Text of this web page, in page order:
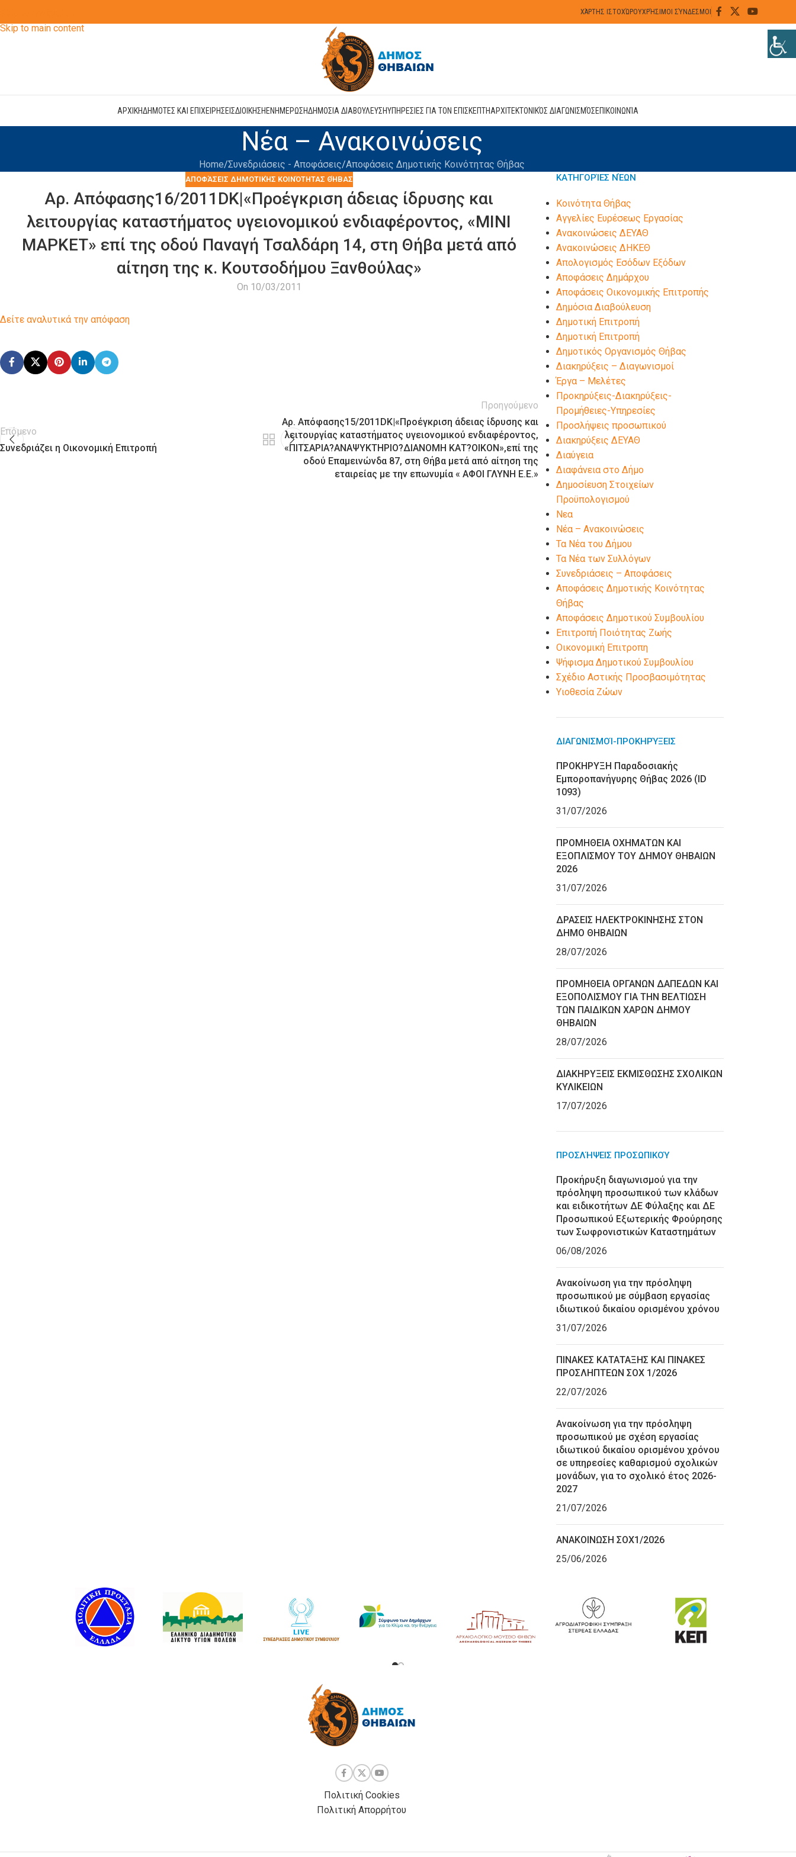
Skip to main content
ΧΆΡΤΗΣ ΙΣΤΟΧΏΡΟΥΧΡΉΣΙΜΟΙ ΣΎΝΔΕΣΜΟΙ
ΑΡΧΙΚΗΔΗΜΟΤΕΣ ΚΑΙ ΕΠΙΧΕΙΡΗΣΕΙΣΔΙΟΙΚΗΣΗΕΝΗΜΕΡΩΣΗΔΗΜΟΣΙΑ ΔΙΑΒΟΥΛΕΥΣΗΥΠΗΡΕΣΙΕΣ ΓΙΑ ΤΟΝ ΕΠΙΣΚΕΠΤΗΑΡΧΙΤΕΚΤΟΝΙΚΌΣ ΔΙΑΓΩΝΙΣΜΌΣΕΠΙΚΟΙΝΩΝΊΑ
Νέα – Ανακοινώσεις
Home Συνεδριάσεις - Αποφάσεις Αποφάσεις Δημοτικής Κοινότητας Θήβας
ΑΠΟΦΆΣΕΙΣ ΔΗΜΟΤΙΚΉΣ ΚΟΙΝΌΤΗΤΑΣ ΘΉΒΑΣ
Αρ. Απόφασης16/2011DK|«Προέγκριση άδειας ίδρυσης και
λειτουργίας καταστήματος υγειονομικού ενδιαφέροντος, «ΜΙΝΙ
ΜΑΡΚΕΤ» επί της οδού Παναγή Τσαλδάρη 14, στη Θήβα μετά από
αίτηση της κ. Κουτσοδήμου Ξανθούλας»
On 10/03/2011
Δείτε αναλυτικά την απόφαση
Επόμενο
Συνεδριάζει η Οικονομική Επιτροπή
Προηγούμενο
Αρ. Απόφασης15/2011DK|«Προέγκριση άδειας ίδρυσης και
λειτουργίας καταστήματος υγειονομικού ενδιαφέροντος,
«ΠΙΤΣΑΡΙΑ?ΑΝΑΨΥΚΤΗΡΙΟ?ΔΙΑΝΟΜΗ ΚΑΤ?ΟΙΚΟΝ»,επί της
οδού Επαμεινώνδα 87, στη Θήβα μετά από αίτηση της
εταιρείας με την επωνυμία « ΑΦΟΙ ΓΛΥΝΗ Ε.Ε.»
ΚΑΤΗΓΟΡΊΕΣ ΝΈΩΝ
Kοινότητα Θήβας
Αγγελίες Ευρέσεως Εργασίας
Ανακοινώσεις ΔΕΥΑΘ
Ανακοινώσεις ΔΗΚΕΘ
Απολογισμός Εσόδων Εξόδων
Αποφάσεις Δημάρχου
Αποφάσεις Οικονομικής Επιτροπής
Δημόσια Διαβούλευση
Δημοτική Επιτροπή
Δημοτική Επιτροπή
Δημοτικός Οργανισμός Θήβας
Διακηρύξεις – Διαγωνισμοί
Έργα – Μελέτες
Προκηρύξεις-Διακηρύξεις-
Προμήθειες-Υπηρεσίες
Προσλήψεις προσωπικού
Διακηρύξεις ΔΕΥΑΘ
Διαύγεια
Διαφάνεια στο Δήμο
Δημοσίευση Στοιχείων
Προϋπολογισμού
Νεα
Νέα – Ανακοινώσεις
Τα Νέα του Δήμου
Τα Νέα των Συλλόγων
Συνεδριάσεις – Αποφάσεις
Αποφάσεις Δημοτικής Κοινότητας
Θήβας
Αποφάσεις Δημοτικού Συμβουλίου
Επιτροπή Ποιότητας Ζωής
Οικονομική Επιτροπη
Ψήφισμα Δημοτικού Συμβουλίου
Σχέδιο Αστικής Προσβασιμότητας
Υιοθεσία Ζώων
ΔΙΑΓΩΝΙΣΜΟΊ-ΠΡΟΚΗΡΎΞΕΙΣ
ΠΡΟΚΗΡΥΞΗ Παραδοσιακής
Εμποροπανήγυρης Θήβας 2026 (ID
1093)
31/07/2026
ΠΡΟΜΗΘΕΙΑ ΟΧΗΜΑΤΩΝ ΚΑΙ
ΕΞΟΠΛΙΣΜΟΥ ΤΟΥ ΔΗΜΟΥ ΘΗΒΑΙΩΝ
2026
31/07/2026
ΔΡΑΣΕΙΣ ΗΛΕΚΤΡΟΚΙΝΗΣΗΣ ΣΤΟΝ
ΔΗΜΟ ΘΗΒΑΙΩΝ
28/07/2026
ΠΡΟΜΗΘΕΙΑ ΟΡΓΑΝΩΝ ΔΑΠΕΔΩΝ ΚΑΙ
ΕΞΟΠΟΛΙΣΜΟΥ ΓΙΑ ΤΗΝ ΒΕΛΤΙΩΣΗ
ΤΩΝ ΠΑΙΔΙΚΩΝ ΧΑΡΩΝ ΔΗΜΟΥ
ΘΗΒΑΙΩΝ
28/07/2026
ΔΙΑΚΗΡΥΞΕΙΣ ΕΚΜΙΣΘΩΣΗΣ ΣΧΟΛΙΚΩΝ
ΚΥΛΙΚΕΙΩΝ
17/07/2026
ΠΡΟΣΛΉΨΕΙΣ ΠΡΟΣΩΠΙΚΟΎ
Προκήρυξη διαγωνισμού για την
πρόσληψη προσωπικού των κλάδων
και ειδικοτήτων ΔΕ Φύλαξης και ΔΕ
Προσωπικού Εξωτερικής Φρούρησης
των Σωφρονιστικών Καταστημάτων
06/08/2026
Ανακοίνωση για την πρόσληψη
προσωπικού με σύμβαση εργασίας
ιδιωτικού δικαίου ορισμένου χρόνου
31/07/2026
ΠΙΝΑΚΕΣ ΚΑΤΑΤΑΞΗΣ ΚΑΙ ΠΙΝΑΚΕΣ
ΠΡΟΣΛΗΠΤΕΩΝ ΣΟΧ 1/2026
22/07/2026
Ανακοίνωση για την πρόσληψη
προσωπικού με σχέση εργασίας
ιδιωτικού δικαίου ορισμένου χρόνου
σε υπηρεσίες καθαρισμού σχολικών
μονάδων, για το σχολικό έτος 2026-
2027
21/07/2026
ΑΝΑΚΟΙΝΩΣΗ ΣΟΧ1/2026
25/06/2026
Πολιτική Cookies
Πολιτική Απορρήτου